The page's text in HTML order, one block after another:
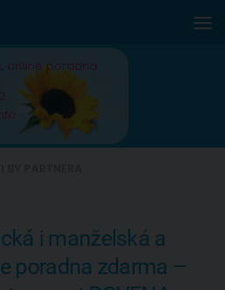
online poradna
i manželská a
poradna zdarma –